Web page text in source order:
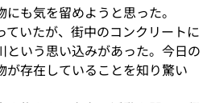
も気を留めようと思った。
ていたが、街中のコンクリートに
という思い込みがあった。今日の
が存在していることを知り驚い